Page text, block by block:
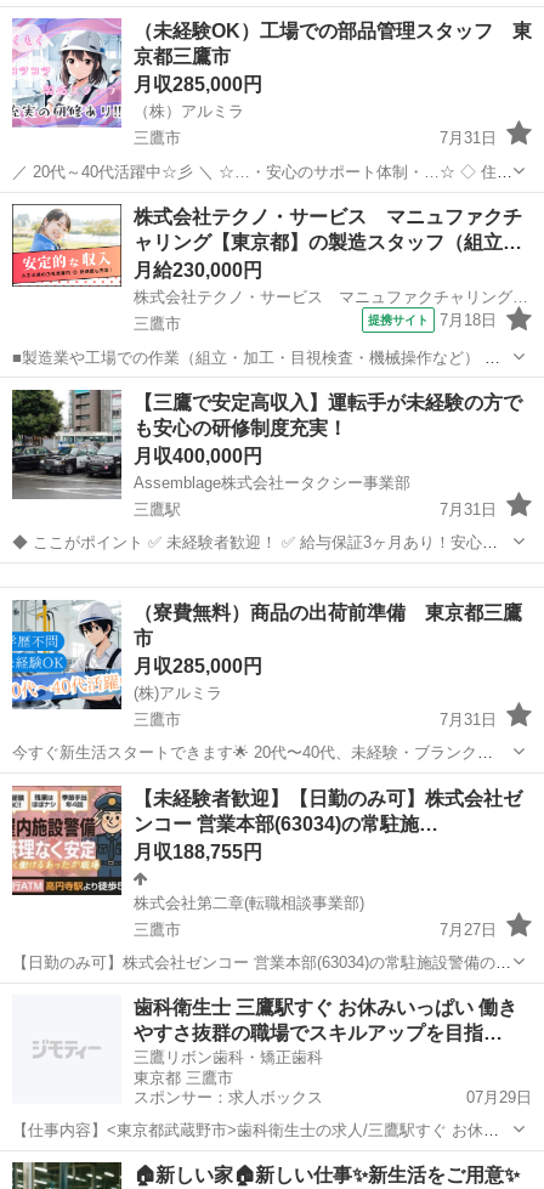
分け・検品を行うシンプルなお仕事です♪
━━━━━━━━━━━━━━━━ 📲 ご応募はこちら（24時間受付
中） https://lin.ee/...
東京 三鷹市 工場
（未経験OK）工場での部品管理スタッフ 東
京都三鷹市
月収285,000円
（株）アルミラ
三鷹市
7月31日
／ 20代～40代活躍中☆彡 ＼ ☆…・安心のサポート体制・…☆ ◇ 住ま
いの心配ゼロ！ ◇ • 個室1R完全無料！ • 即日入寮OK！など ◇ 所持金
ゼロでもスタートできる！ ...
東京 三鷹市 工場 未経験
株式会社テクノ・サービス マニュファクチ
ャリング【東京都】の製造スタッフ（組立…
月給230,000円
株式会社テクノ・サービス マニュファクチャリング【東京都】
三鷹市
提携サイト 7月18日
■製造業や工場での作業（組立・加工・目視検査・機械操作など） 具
体的には・・・ 製品に不備がないか目視チェック 部品を機械にセット
してボタン操作などなど 複雑な作業や力仕事はほとんどなく覚えやす
いものばかり！ 未経験の方...
東京 三鷹市 倉庫管理
【三鷹で安定高収入】運転手が未経験の方で
も安心の研修制度充実！
月収400,000円
Assemblage株式会社ータクシー事業部
三鷹駅
7月31日
◆ ここがポイント ✅ 未経験者歓迎！ ✅ 給与保証3ヶ月あり！安心し
てスタート可能 ✅ アプリ配車＋無線で安定収入🚖 ✅ 入社祝い金・紹
介料あり ✅ 寮完備＆初年度は半年間家賃無料 【🧾給与“保証”されて
ま...
（寮費無料）商品の出荷前準備 東京都三鷹
市
月収285,000円
(株)アルミラ
三鷹市
7月31日
今すぐ新生活スタートできます🌟 20代〜40代、未経験・ブランク
OK！ 〇●LINEからの応募が可能になりました♪●〇 下記URLよりお友
達登録をお願いします☆ URL: https://lin.ee...
東京 三鷹市 工場 未経験
【未経験者歓迎】【日勤のみ可】株式会社ゼ
ンコー 営業本部(63034)の常駐施…
月収188,755円
株式会社第二章(転職相談事業部)
三鷹市
7月27日
【日勤のみ可】株式会社ゼンコー 営業本部(63034)の常駐施設警備の正
社員 - 三鷹駅 【応募先企業名】株式会社第二章(転職相談事業部) 【雇
用形態】正社員【人材紹介】 【職種】警備員・警備関連 【応募資格】
・年齢要件...
警備員
歯科衛生士 三鷹駅すぐ お休みいっぱい 働き
やすさ抜群の職場でスキルアップを目指…
三鷹リボン歯科・矯正歯科
東京都 三鷹市
スポンサー：求人ボックス
07月29日
【仕事内容】<東京都武蔵野市>歯科衛生士の求人/三鷹駅すぐ お休み
いっぱい 働きやすさ抜群の職場でスキルアップを目指しましょう!! 三
鷹駅すぐ お休みいっぱい 働きやすさ抜群の職場でスキルアップを目指
正社員
🏠新しい家🏠新しい仕事✨新生活をご用意✨